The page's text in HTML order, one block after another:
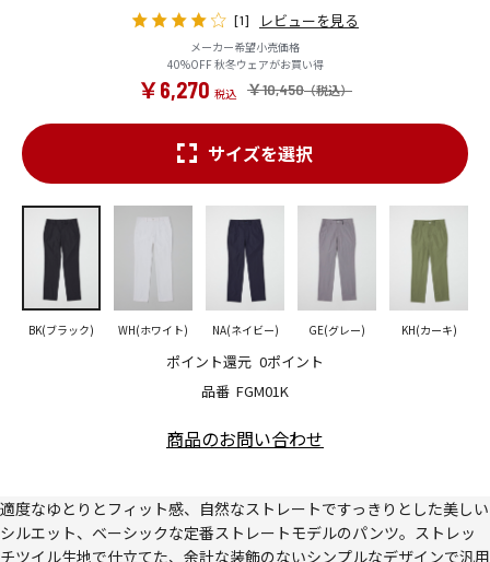
[1] レビューを見る
メーカー希望小売価格
40%OFF 秋冬ウェアがお買い得
￥10,450
￥6,270
品番 FGM01K
ポイント還元 0ポイント
サイズを選択
BK(ブラック) WH(ホワイト) NA(ネイビー) GE(グレー) KH(カーキ)
商品のお問い合わせ
適度なゆとりとフィット感、自然なストレートですっきりとした美しい
シルエット、ベーシックな定番ストレートモデルのパンツ。ストレッ
チツイル生地で仕立てた、余計な装飾のないシンプルなデザインで汎用